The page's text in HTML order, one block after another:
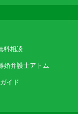
料相談
婚弁護士アトム
イド